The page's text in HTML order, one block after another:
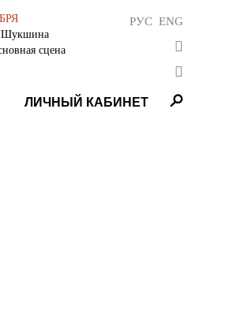
Шукшина
сцена
РУС ENG
ЛИЧНЫЙ КАБИНЕТ